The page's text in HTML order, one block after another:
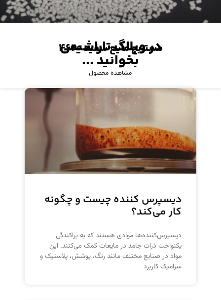
مستربچ مایع سفید ۴۶۲۰
مشاهده محصول
در وبلاگ تاراشیمی
بخوانید ...
دیسپرس کننده چیست و چگونه
کار می‌کند؟
دیسپرس‌کننده‌ها موادی هستند که به پراکندگی
یکنواخت ذرات جامد در مایعات کمک می‌کنند. این
مواد در صنایع مختلف مانند رنگ، پوشش، پلاستیک و
سرامیک کاربرد